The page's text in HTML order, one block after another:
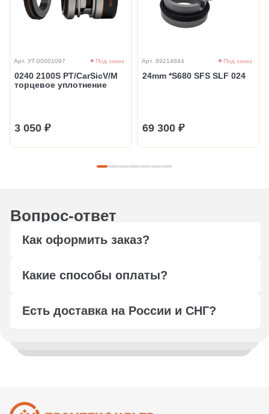
Арт. УТ-00001097 Под заказ
0240 2100S PT/CarSicV/M
торцевое уплотнение
3 050 ₽
Арт. 89214844 Под заказ
24mm *S680 SFS SLF 024
69 300 ₽
Вопрос-ответ
Как оформить заказ?
Оформите заказ любым удобным способом: через
форму обратной связи, сформируйте корзину,
+7 495 108-14-10
Какие способы оплаты?
осуществляется по безналичному расчёту.
Есть доставка на России и СНГ?
воспользоваться услугами удобной вам курьерской